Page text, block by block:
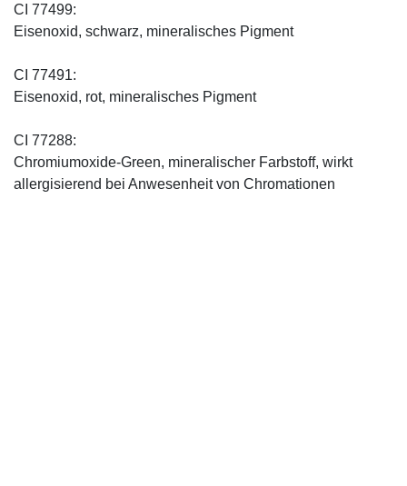
CI 77499:
Eisenoxid, schwarz, mineralisches Pigment
CI 77491:
Eisenoxid, rot, mineralisches Pigment
CI 77288:
Chromiumoxide-Green, mineralischer ­Farbstoff, wirkt
allergisierend bei Anwesenheit von Chromationen